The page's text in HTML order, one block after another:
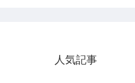
人気記事